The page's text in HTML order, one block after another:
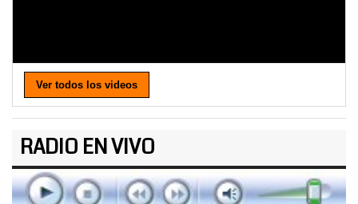
Ver todos los videos
RADIO EN VIVO